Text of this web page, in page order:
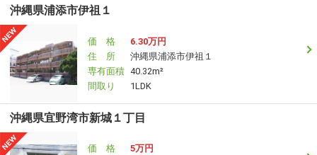
沖縄県浦添市伊祖１
価 格
6.30万円
住 所
沖縄県浦添市伊祖１
専有面積 40.32m²
間取り
1LDK
沖縄県宜野湾市新城１丁目
価 格
5万円